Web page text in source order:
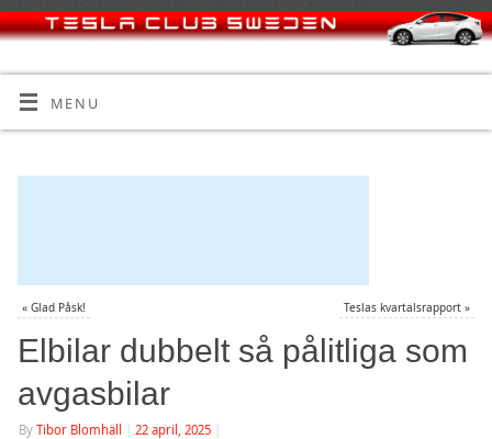
MENU
« Glad Påsk! Teslas kvartalsrapport »
Elbilar dubbelt så pålitliga som
avgasbilar
By Tibor Blomhäll 22 april, 2025